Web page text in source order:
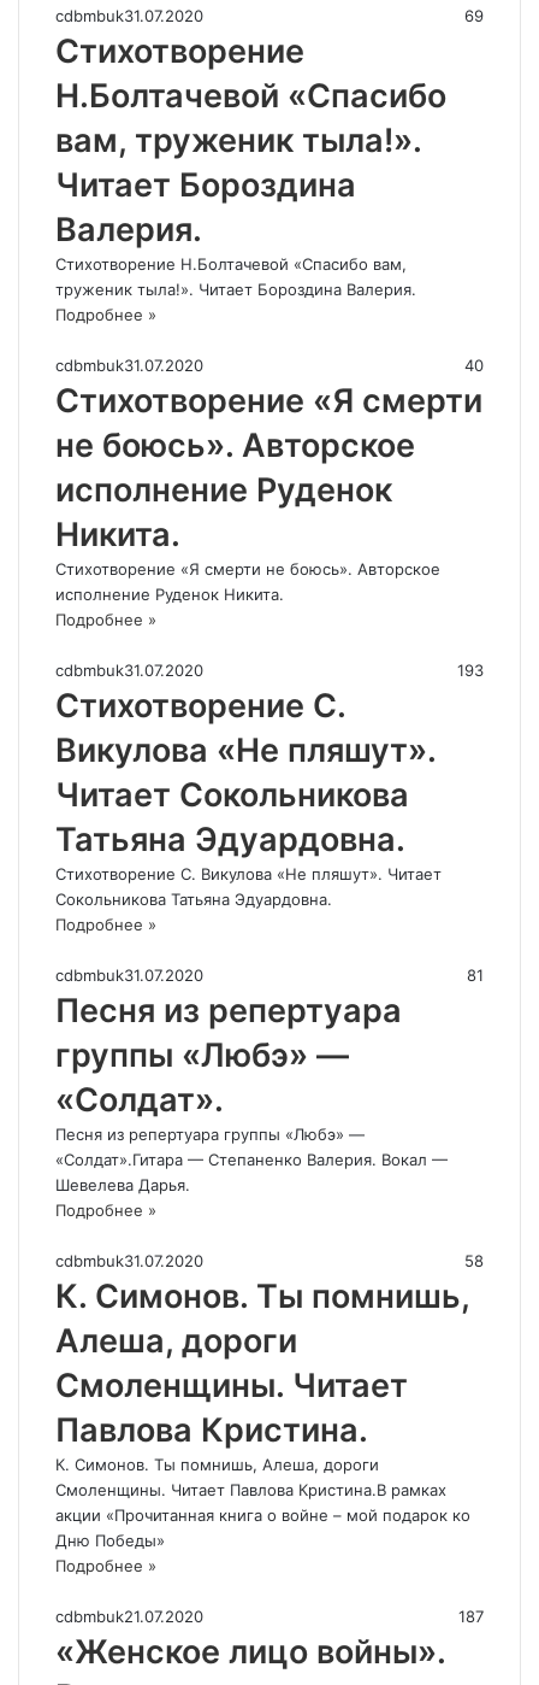
cdbmbuk31.07.2020 69
Стихотворение
Н.Болтачевой «Спасибо
вам, труженик тыла!».
Читает Бороздина
Валерия.
Стихотворение Н.Болтачевой «Спасибо вам,
труженик тыла!». Читает Бороздина Валерия.
Подробнее »
cdbmbuk31.07.2020 40
Стихотворение «Я смерти
не боюсь». Авторское
исполнение Руденок
Никита.
Стихотворение «Я смерти не боюсь». Авторское
исполнение Руденок Никита.
Подробнее »
cdbmbuk31.07.2020 193
Стихотворение С.
Викулова «Не пляшут».
Читает Сокольникова
Татьяна Эдуардовна.
Стихотворение С. Викулова «Не пляшут». Читает
Сокольникова Татьяна Эдуардовна.
Подробнее »
cdbmbuk31.07.2020 81
Песня из репертуара
группы «Любэ» —
«Солдат».
Песня из репертуара группы «Любэ» —
«Солдат».Гитара — Степаненко Валерия. Вокал —
Шевелева Дарья.
Подробнее »
cdbmbuk31.07.2020 58
К. Симонов. Ты помнишь,
Алеша, дороги
Смоленщины. Читает
Павлова Кристина.
К. Симонов. Ты помнишь, Алеша, дороги
Смоленщины. Читает Павлова Кристина.В рамках
акции «Прочитанная книга о войне – мой подарок ко
Дню Победы»
Подробнее »
cdbmbuk21.07.2020 187
«Женское лицо войны».